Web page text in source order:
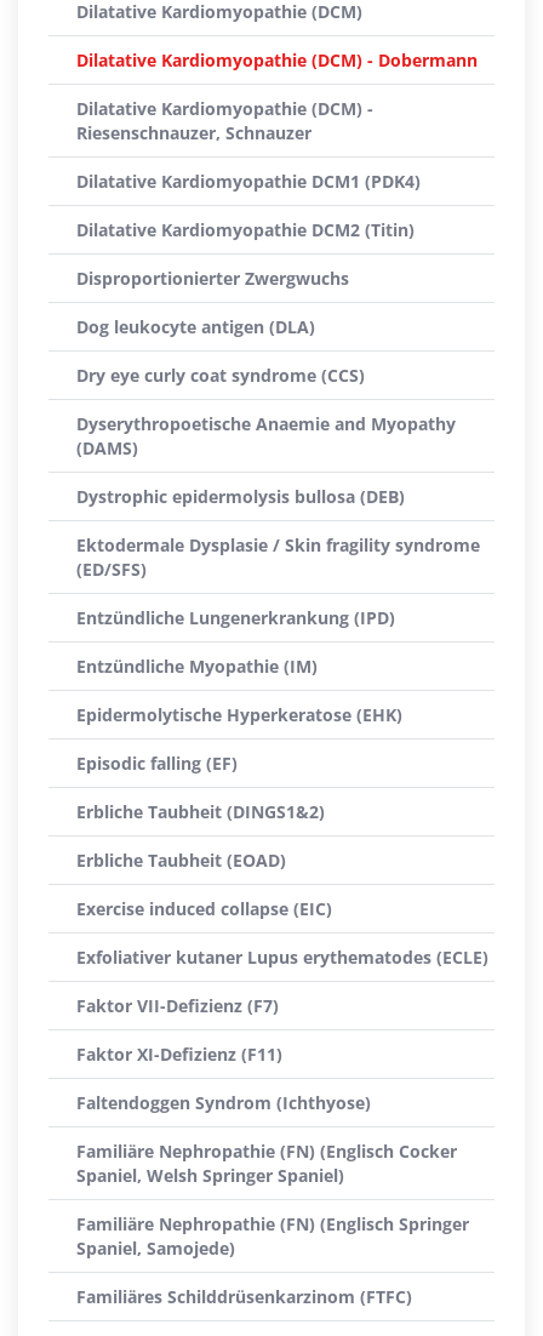
Dilatative Kardiomyopathie (DCM)
Dilatative Kardiomyopathie (DCM) - Dobermann
Dilatative Kardiomyopathie (DCM) -
Riesenschnauzer, Schnauzer
Dilatative Kardiomyopathie DCM1 (PDK4)
Dilatative Kardiomyopathie DCM2 (Titin)
Disproportionierter Zwergwuchs
Dog leukocyte antigen (DLA)
Dry eye curly coat syndrome (CCS)
Dyserythropoetische Anaemie and Myopathy
(DAMS)
Dystrophic epidermolysis bullosa (DEB)
Ektodermale Dysplasie / Skin fragility syndrome
(ED/SFS)
Entzündliche Lungenerkrankung (IPD)
Entzündliche Myopathie (IM)
Epidermolytische Hyperkeratose (EHK)
Episodic falling (EF)
Erbliche Taubheit (DINGS1&2)
Erbliche Taubheit (EOAD)
Exercise induced collapse (EIC)
Exfoliativer kutaner Lupus erythematodes (ECLE)
Faktor VII-Defizienz (F7)
Faktor XI-Defizienz (F11)
Faltendoggen Syndrom (Ichthyose)
Familiäre Nephropathie (FN) (Englisch Cocker
Spaniel, Welsh Springer Spaniel)
Familiäre Nephropathie (FN) (Englisch Springer
Spaniel, Samojede)
Familiäres Schilddrüsenkarzinom (FTFC)